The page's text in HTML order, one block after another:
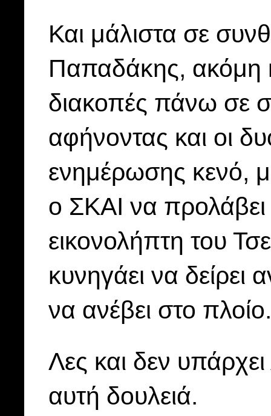
Και μάλιστα σε
Παπαδάκης, ακόμη
διακοπές πάνω σε
αφήνοντας και οι
ενημέρωσης κενό,
ο ΣΚΑΙ να
εικονολήπτη του
κυνηγάει να δείρει
να ανέβει στο πλοίο.
Λες και δεν
αυτή δουλειά.